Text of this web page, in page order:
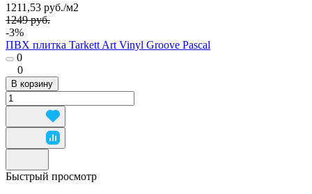
1211,53 руб./м2
1249 руб.
-3%
ПВХ плитка Tarkett Art Vinyl Groove Pascal
0
0
В корзину
Быстрый просмотр